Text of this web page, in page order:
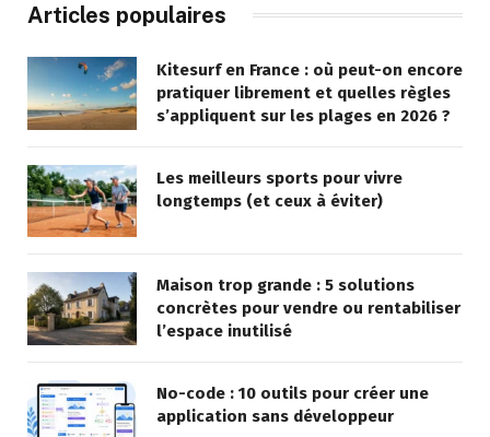
Articles populaires
Kitesurf en France : où peut-on encore
pratiquer librement et quelles règles
s’appliquent sur les plages en 2026 ?
Les meilleurs sports pour vivre
longtemps (et ceux à éviter)
Maison trop grande : 5 solutions
concrètes pour vendre ou rentabiliser
l’espace inutilisé
No-code : 10 outils pour créer une
application sans développeur